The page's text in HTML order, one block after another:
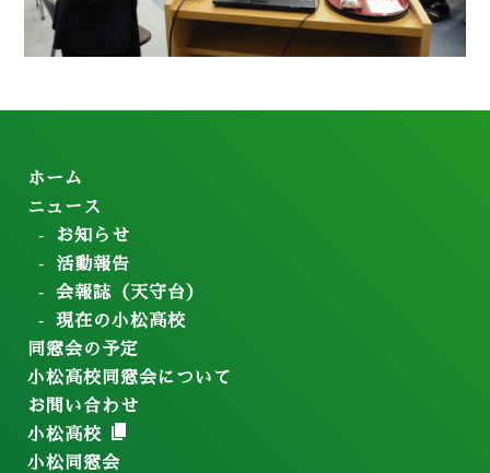
ホーム
ニュース
お知らせ
活動報告
会報誌（天守台）
現在の小松高校
同窓会の予定
小松高校同窓会について
お問い合わせ
小松高校
小松同窓会